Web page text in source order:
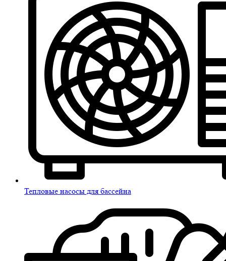
Тепловые насосы для бассейна